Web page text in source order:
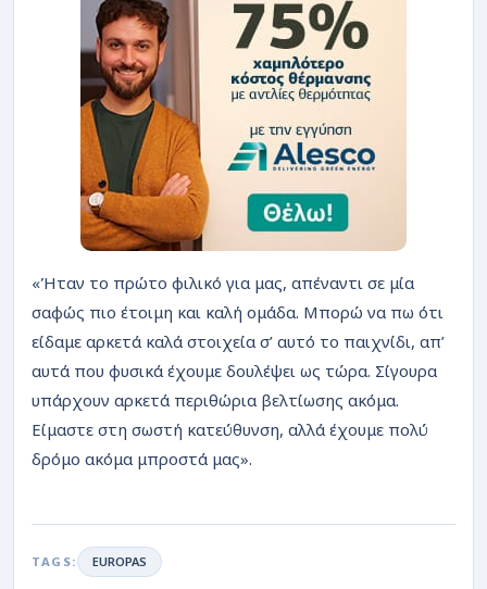
«Ήταν το πρώτο φιλικό για μας, απέναντι σε μία
σαφώς πιο έτοιμη και καλή ομάδα. Μπορώ να πω ότι
είδαμε αρκετά καλά στοιχεία σ’ αυτό το παιχνίδι, απ’
αυτά που φυσικά έχουμε δουλέψει ως τώρα. Σίγουρα
υπάρχουν αρκετά περιθώρια βελτίωσης ακόμα.
Είμαστε στη σωστή κατεύθυνση, αλλά έχουμε πολύ
δρόμο ακόμα μπροστά μας».
TAGS: EUROPAS